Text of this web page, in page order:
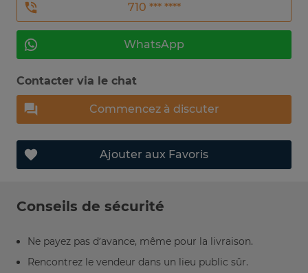
710 *** ****
WhatsApp
Contacter via le chat
Commencez à discuter
Ajouter aux Favoris
Conseils de sécurité
Ne payez pas d’avance, même pour la livraison.
Rencontrez le vendeur dans un lieu public sûr.